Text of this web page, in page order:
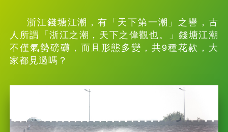
浙江錢塘江潮，有「天下第一潮」之譽，古
人所謂「浙江之潮，天下之偉觀也。」錢塘江潮
不僅氣勢磅礴，而且形態多變，共9種花款，大
家都見過嗎？